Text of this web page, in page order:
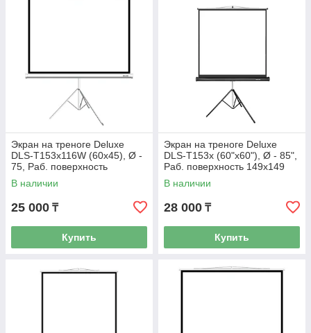
Экран на треноге Deluxe
DLS-T153x116W (60х45), Ø -
75, Раб. поверхность
149х112 см., 43
В наличии
25 000 ₸
Купить
Экран на треноге Deluxe
DLS-T153x (60"х60"), Ø - 85",
Раб. поверхность 149х149
см., 1:1
В наличии
28 000 ₸
Купить